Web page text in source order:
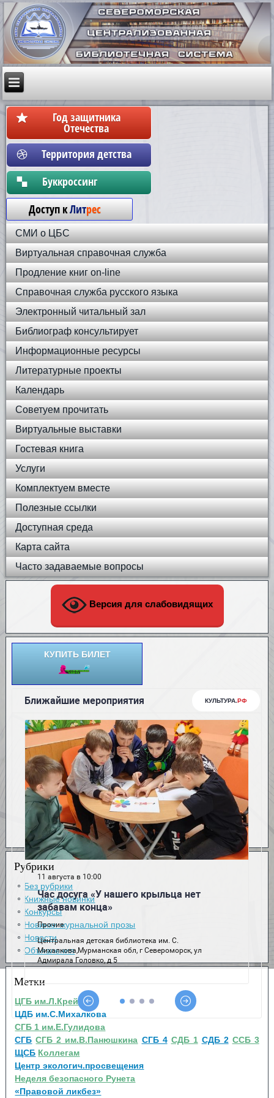
Год защитника
Отечества
Территория детства
Бyккpoccинг
Доступ кЛитрес
СМИ о ЦБС
Виртуальная справочная служба
Продление книг on-line
Справочная служба русского языка
Электронный читальный зал
Библиограф консультирует
Информационные ресурсы
Литературные проекты
Календарь
Советуем прочитать
Виртуальные выставки
Гостевая книга
Услуги
Комплектуем вместе
Полезные ссылки
Доступная среда
Карта сайта
Часто задаваемые вопросы
Версия для слабовидящих
КУПИТЬ БИЛЕТ
Рубрики
Без рубрики
Книжные новинки
Конкурсы
Новинки журнальной прозы
Новости
Объявления
Метки
ЦГБ им.Л.Крейна
ЦДБ им.С.Михалкова
СГБ 1 им.Е.Гулидова
СГБ СГБ 2 им.В.Панюшкина СГБ 4 СДБ 1 СДБ 2 ССБ 3
ЩСБ Коллегам
Центр экологич.просвещения
Неделя безопасного Рунета
«Правовой ликбез»